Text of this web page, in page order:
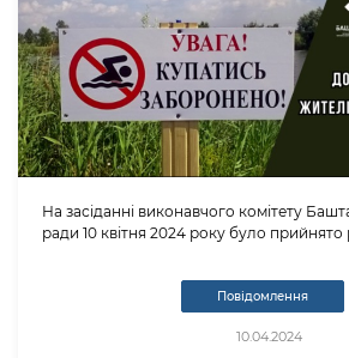
На засіданні виконавчого комітету
ради 10 квітня 2024 року було прийнято
Повідомлення
10.04.2024